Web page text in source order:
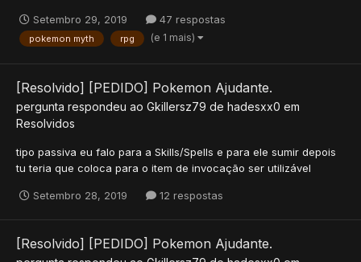
Setembro 29, 2019 47 respostas
pokemon myth rpg (e 1 mais)
[Resolvido] [PEDIDO] Pokemon Ajudante.
pergunta respondeu ao Gkillersz79 de hadesxx0 em
Resolvidos
tipo passiva eu falo para a Skills/Spells e para ele sumir depois
tu teria que coloca para o item de invocação ser utilizável
Setembro 28, 2019 12 respostas
[Resolvido] [PEDIDO] Pokemon Ajudante.